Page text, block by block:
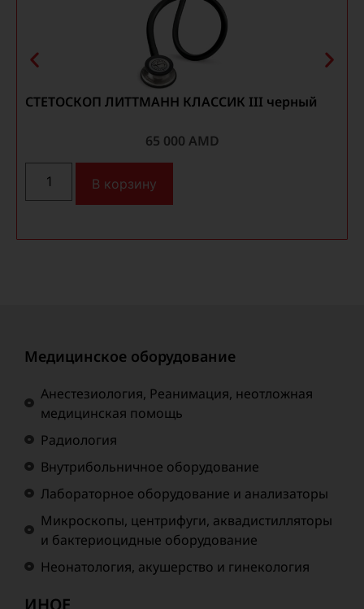
СТЕТОСКОП ЛИТТМАНН КЛАССИК III черный
65 000 AMD
В корзину
Медицинское оборудование
Анестезиология, Реанимация, неотложная
медицинская помощь
Радиология
Внутрибольничное оборудование
Лабораторное оборудование и анализаторы
Микроскопы, центрифуги, аквадистилляторы
и бактериоцидные оборудование
Неонатология, акушерство и гинекология
ИНОЕ